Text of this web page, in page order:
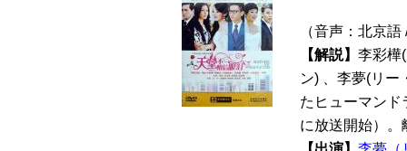
（音声：北京
【解説】 李彩樺
ン) 、李夢(リー
たヒューマン
に放送開始）。